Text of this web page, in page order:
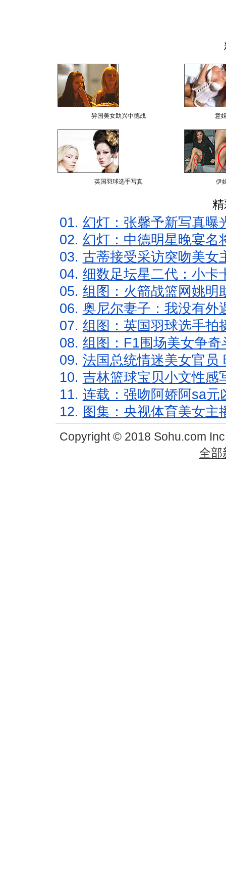
异国美女助兴中德战 意
英国羽球选手写真 伊
01. 幻灯：张馨予新写真曝
02. 幻灯：中德明星晚宴名
03. 古蒂接受采访突吻美女
04. 细数足坛星二代：小卡
05. 组图：火箭战篮网姚明
06. 奥尼尔妻子：我没有外
07. 组图：英国羽球选手拍
08. 组图：F1围场美女争
09. 法国总统情迷美女官员
10. 吉林篮球宝贝小文性感
11. 连载：强吻阿娇阿sa元
12. 图集：央视体育美女主
Copyright © 2018 Sohu.com
全部